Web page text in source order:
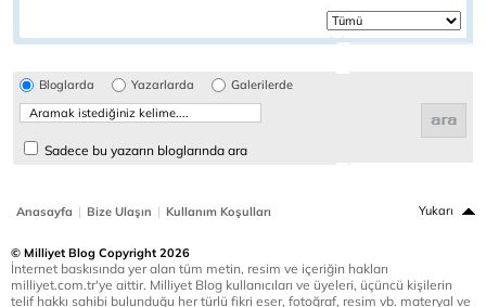
Bloglarda Yazarlarda Galerilerde
Sadece bu yazarın bloglarında ara
Anasayfa | Bize Ulaşın | Kullanım Koşulları Yukarı
© Milliyet Blog Copyright 2026
İnternet baskısında yer alan tüm metin, resim ve içeriğin hakları
milliyet.com.tr'ye aittir. Milliyet Blog kullanıcıları ve üyeleri, üçüncü kişilerin
telif hakkı sahibi bulunduğu her türlü fikri eser, fotoğraf, resim vb. materyal ve